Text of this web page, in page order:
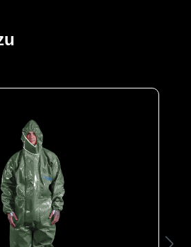
Fette und Öle.
auch einen guten Schutz
Träger auch einen
gegen auf dem Boden liegende
(dank der zusätzlichen
perfekt für den Einsatz in
oder Baugewerbe geeignet.
des speziellen Materials ist seine
Lagerung behält der Stiefel
auch wenn er nach